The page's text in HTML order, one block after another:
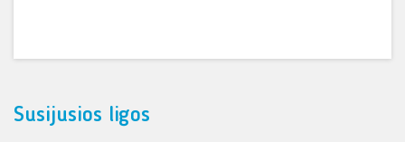
Susijusios ligos